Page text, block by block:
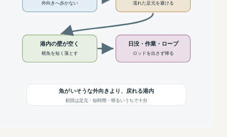
外向きへ歩かない 濡れた足元を避ける
港内の壁が空く
根魚を短く落とす
日没・作業・ロープ
ロッドを出さず帰る
魚がいそうな外向きより、戻れる港内
初回は足元・短時間・明るいうちで十分